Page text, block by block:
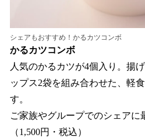
シェアもおすすめ！かるカツコンボ
かるカツコンボ
人気のかるカツが4個入り。揚
ップス2袋を組み合わせた、軽
す。
ご家族やグループでのシェアに
（1,500円・税込）